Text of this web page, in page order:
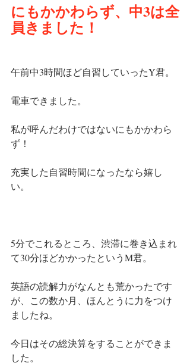
にもかかわらず、中3は全
員きました！
午前中3時間ほど自習していったY君。
電車できました。
私が呼んだわけではないにもかかわら
ず！
充実した自習時間になったなら嬉し
い。
5分でこれるところ、渋滞に巻き込まれ
て30分ほどかかったというM君。
英語の読解力がなんとも荒かったです
が、この数か月、ほんとうに力をつけ
ましたね。
今日はその総決算をすることができま
した。